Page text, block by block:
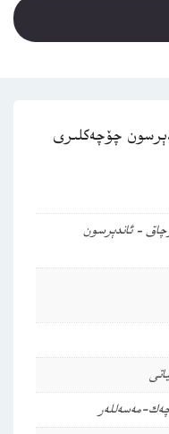
چۆچەكلىرى
– ئاندېرسون
مەسەللەر